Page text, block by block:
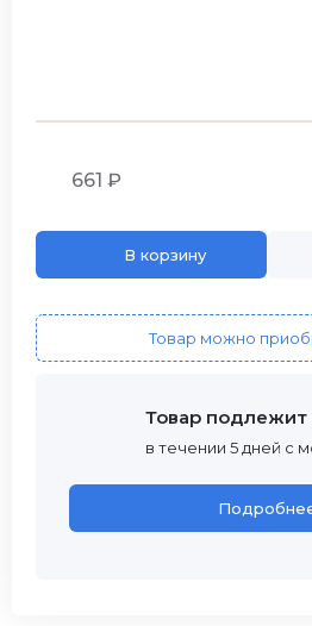
661 ₽
В корзину
Товар можно
Товар подлежит
в течении 5 дней с